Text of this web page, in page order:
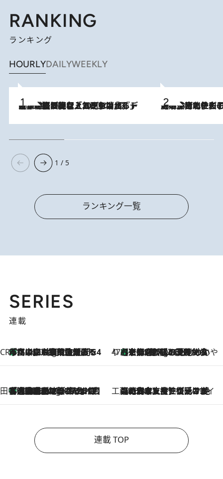
RANKING
ランキング
HOURLYDAILYWEEKLY
2026.8.5
【なぜ吉沢亮は「気配を消せる」のか？】興行収入208億の『国宝』を経て挑むミュージカル『ディア・エヴァン・ハンセン』。トップ俳優が舞台上でさらけ出した“孤独”とは 2026.8.3
《「文士の子ども被害者の会」発足！》阿川佐和子（72）が語る遠藤周作に北杜夫、劇作家・矢代静一の子どもたちの“文豪プライベート事件簿”
1 / 5
ランキング一覧
SERIES
連載
CREA'S CHOICE
1 Hour Ago
「立川にも歌舞伎があるんだよ」 片岡仁左衛門・市川中車ら豪華座組みで4年目の立川立飛歌舞伎へ 47都道府県の手みやげ ひんやりスイーツで夏を満喫
1 Hour Ago
【京都府】この夏絶対食べたい 冷やしておいしいおやつ3選 ひと口目から心を掴む新緑のテリーヌ
田中稲の勝手に再ブーム
6 Hours Ago
「湘南乃風に憧れて」観客大盛上がりの“タオル回し”に、ラッパー顔負けの高速歌唱まで…さだまさし（74）のアグレッシブすぎる現在地 工藤まやのおもてなしハワイ
2026.8.6
【ハワイ土産】ローカルの絶大な支持で復活！ 絶品の幻クッキー《元ファンの日本人女性が受け継いだ名店》
連載 TOP